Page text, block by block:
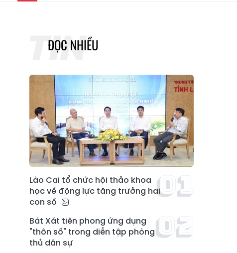
ĐỌC NHIỀU
Lào Cai tổ chức hội thảo khoa
học về động lực tăng trưởng hai
con số
Bát Xát tiên phong ứng dụng
"thôn số" trong diễn tập phòng
thủ dân sự